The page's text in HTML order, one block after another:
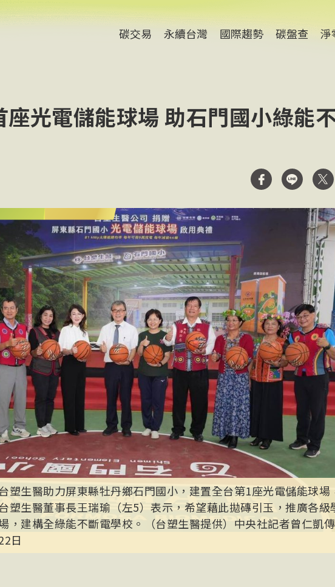
碳交易 永續台灣 國際趨勢 碳盤查 淨
座光電儲能球場 助石門國小綠能
台塑生醫助力屏東縣牡丹鄉石門國小，建置全台第1座光電儲能球場
台塑生醫董事長王瑞瑜（左5）表示，希望藉此拋磚引玉，推廣各級
，建構全綠能不斷電學校。（台塑生醫提供）中央社記者曾仁凱
日